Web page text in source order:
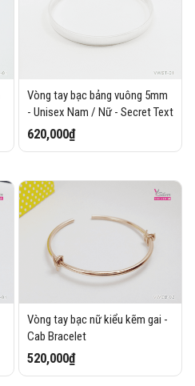
Vòng tay bạc bảng vuông 5mm
- Unisex Nam / Nữ - Secret Text
620,000₫
Vòng tay bạc nữ kiểu kẽm gai -
Cab Bracelet
520,000₫